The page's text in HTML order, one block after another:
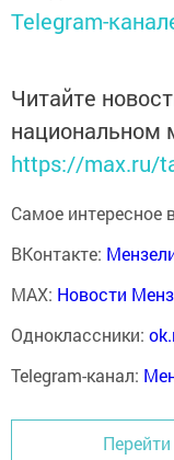
Telegram-
Читайте
национальном
https://max.ru/
Самое интересное
ВКонтакте:
MAX: Новости
Одноклассники:
Telegram-канал: